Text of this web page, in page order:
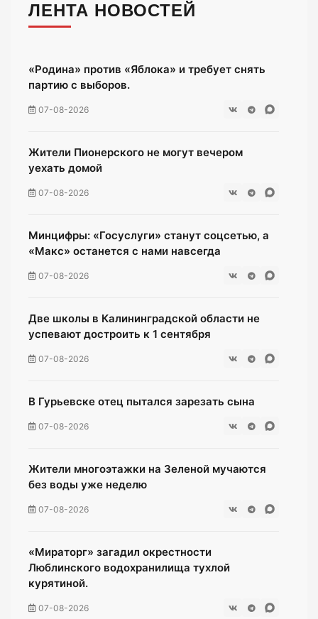
ЛЕНТА НОВОСТЕЙ
«Родина» против «Яблока» и требует снять
партию с выборов.
07-08-2026
Жители Пионерского не могут вечером
уехать домой
07-08-2026
Минцифры: «Госуслуги» станут соцсетью, а
«Макс» останется с нами навсегда
07-08-2026
Две школы в Калининградской области не
успевают достроить к 1 сентября
07-08-2026
В Гурьевске отец пытался зарезать сына
07-08-2026
Жители многоэтажки на Зеленой мучаются
без воды уже неделю
07-08-2026
«Мираторг» загадил окрестности
Люблинского водохранилища тухлой
курятиной.
07-08-2026